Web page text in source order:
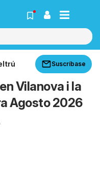
Suscríbase
Vilanova i la
Agosto 2026